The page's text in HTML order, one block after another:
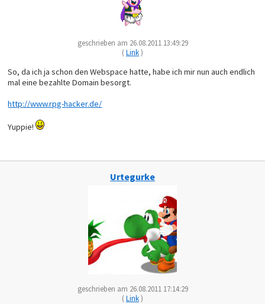
geschrieben am 26.08.2011 13:49:29
(Link)
So, da ich ja schon den Webspace hatte, habe ich mir nun auch endlich
mal eine bezahlte Domain besorgt.
http://www.rpg-hacker.de/
Yuppie!
Urtegurke
geschrieben am 26.08.2011 17:14:29
(Link)